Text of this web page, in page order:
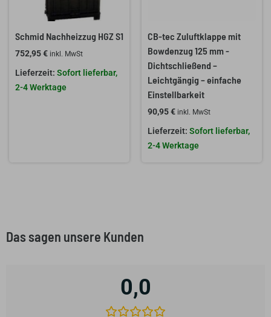
Schmid Nachheizzug HGZ S1
752,95€ inkl. MwSt
Sofort lieferbar,
2-4 Werktage
CB-tec Zuluftklappe mit
Bowdenzug 125 mm -
Dichtschließend –
Leichtgängig – einfache
Einstellbarkeit
90,95€ inkl. MwSt
Sofort lieferbar,
2-4 Werktage
Das sagen unsere Kunden
0,0